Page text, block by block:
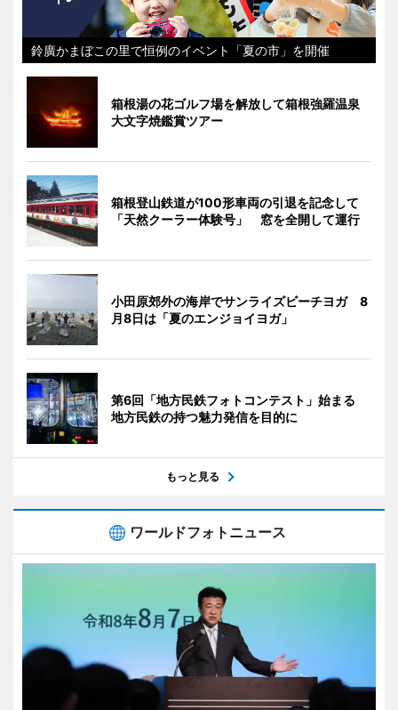
鈴廣かまぼこの里で恒例のイベント「夏の市」を開催
箱根湯の花ゴルフ場を解放して箱根強羅温泉
大文字焼鑑賞ツアー
箱根登山鉄道が100形車両の引退を記念して
「天然クーラー体験号」 窓を全開して運行
小田原郊外の海岸でサンライズビーチヨガ 8
月8日は「夏のエンジョイヨガ」
第6回「地方民鉄フォトコンテスト」始まる
地方民鉄の持つ魅力発信を目的に
もっと見る
ワールドフォトニュース